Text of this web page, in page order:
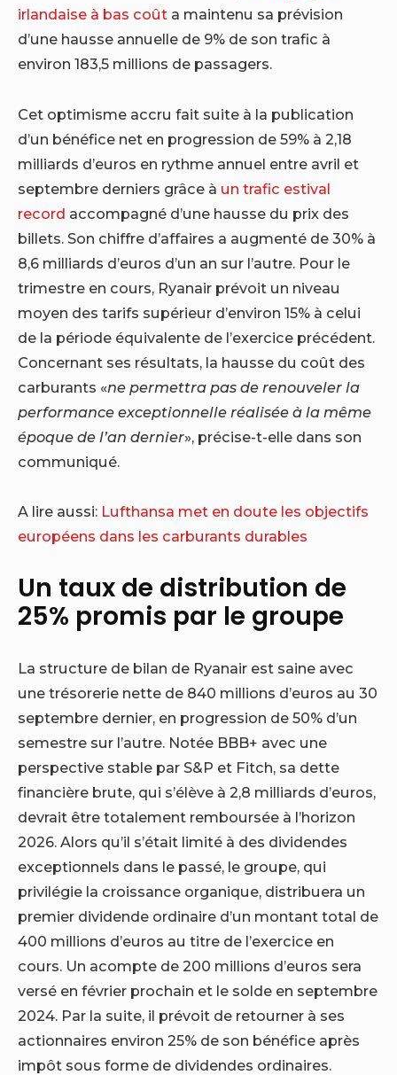
irlandaise à bas coût a maintenu sa prévision
d’une hausse annuelle de 9% de son trafic à
environ 183,5 millions de passagers.
Cet optimisme accru fait suite à la publication
d’un bénéfice net en progression de 59% à 2,18
milliards d’euros en rythme annuel entre avril et
septembre derniers grâce à un trafic estival
record accompagné d’une hausse du prix des
billets. Son chiffre d’affaires a augmenté de 30% à
8,6 milliards d’euros d’un an sur l’autre. Pour le
trimestre en cours, Ryanair prévoit un niveau
moyen des tarifs supérieur d’environ 15% à celui
de la période équivalente de l’exercice précédent.
Concernant ses résultats, la hausse du coût des
carburants «ne permettra pas de renouveler la
performance exceptionnelle réalisée à la même
époque de l’an dernier», précise-t-elle dans son
communiqué.
A lire aussi: Lufthansa met en doute les objectifs
européens dans les carburants durables
Un taux de distribution de
25% promis par le groupe
La structure de bilan de Ryanair est saine avec
une trésorerie nette de 840 millions d’euros au 30
septembre dernier, en progression de 50% d’un
semestre sur l’autre. Notée BBB+ avec une
perspective stable par S&P et Fitch, sa dette
financière brute, qui s’élève à 2,8 milliards d’euros,
devrait être totalement remboursée à l’horizon
2026. Alors qu’il s’était limité à des dividendes
exceptionnels dans le passé, le groupe, qui
privilégie la croissance organique, distribuera un
premier dividende ordinaire d’un montant total de
400 millions d’euros au titre de l’exercice en
cours. Un acompte de 200 millions d’euros sera
versé en février prochain et le solde en septembre
2024. Par la suite, il prévoit de retourner à ses
actionnaires environ 25% de son bénéfice après
impôt sous forme de dividendes ordinaires.